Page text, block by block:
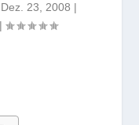
Dez. 23, 2008 |